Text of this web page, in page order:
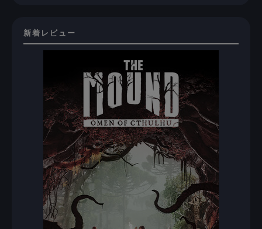
新着レビュー